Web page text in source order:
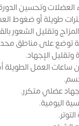
وتحسين الدورة
طويلة أو ضغوط
وتقليل الشعور
توضع على مناطق
الإجهاد.
ساعات العمل
عضلي متكرر.
اليومية.